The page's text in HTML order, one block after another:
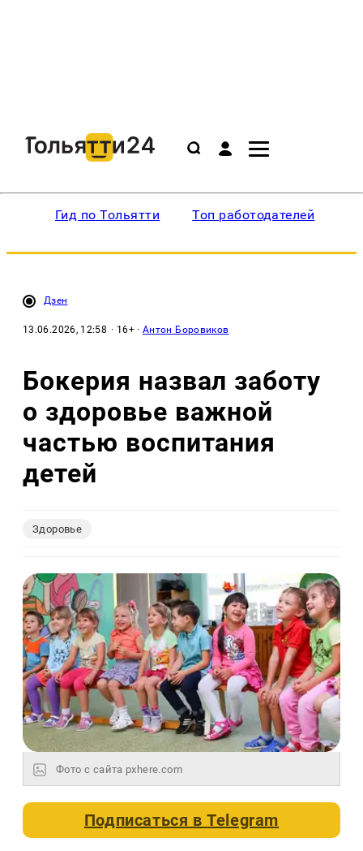
Гид по Тольятти Топ работодателей
Дзен
13.06.2026, 12:58 · 16+ ·Антон Боровиков
Бокерия назвал заботу
о здоровье важной
частью воспитания
детей
Здоровье
Фото с сайта pxhere.com
Подписаться вTelegram